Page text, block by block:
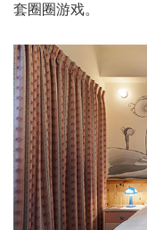
套圈圈游戏。